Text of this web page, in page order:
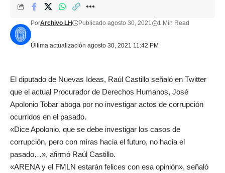
Última actualización agosto 30, 2021 11:42 PM
PorArchivo LH Publicado agosto 30, 2021 1 Min Read
El diputado de Nuevas Ideas, Raúl Castillo señaló en Twitter
que el actual Procurador de Derechos Humanos, José
Apolonio Tobar aboga por no investigar actos de corrupción
ocurridos en el pasado.
«Dice Apolonio, que se debe investigar los casos de
corrupción, pero con miras hacia el futuro, no hacia el
pasado…», afirmó Raúl Castillo.
«ARENA y el FMLN estarán felices con esa opinión», señaló